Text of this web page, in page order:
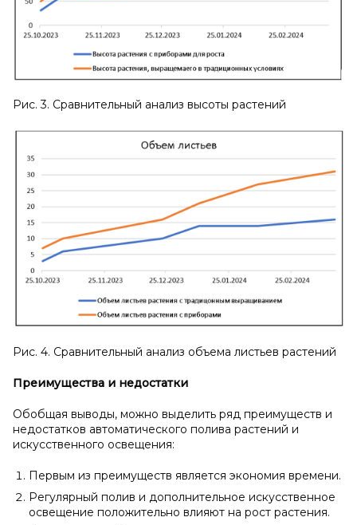
Рис. 3. Сравнительный анализ высоты растений
Рис. 4. Сравнительный анализ объема листьев растений
Преимущества и недостатки
Обобщая выводы, можно выделить ряд преимуществ и
недостатков автоматического полива растений и
искусственного освещения:
Первым из преимуществ является экономия времени.
Регулярный полив и дополнительное искусственное
освещение положительно влияют на рост растения.